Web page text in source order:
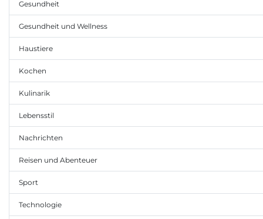
Gesundheit
Gesundheit und Wellness
Haustiere
Kochen
Kulinarik
Lebensstil
Nachrichten
Reisen und Abenteuer
Sport
Technologie